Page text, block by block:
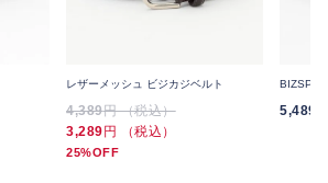
レザーメッシュ ビジカジベルト
4,389円 （税込）
3,289円 （税込）
25%OFF
BIZSPO
5,489